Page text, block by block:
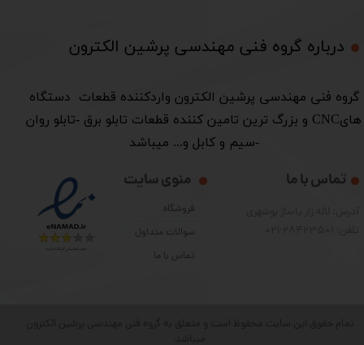
درباره گروه فنی مهندسی پرشین الکترون​​​​​​​
​گروه فنی مهندسی پرشین الکترون واردکننده قطعات دستگاه
هایCNC و بزرگ ترین تامین کننده قطعات تابلو برق -تابلو روان
-سیم و کابل و... میباشد
منوی سایت
فروشگاه
سوالات متداول
تماس با ما
تماس با ما